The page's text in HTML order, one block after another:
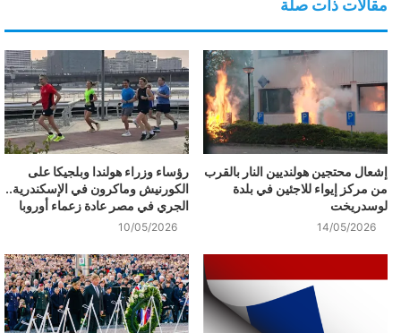
مقالات ذات صلة
إشعال محتجين هولنديين النار بالقرب
من مركز إيواء للاجئين في بلدة
لوسدريخت
14/05/2026
رؤساء وزراء هولندا وبلجيكا على
الكورنيش وماكرون في الإسكندرية..
الجري في مصر عادة زعماء أوروبا
10/05/2026